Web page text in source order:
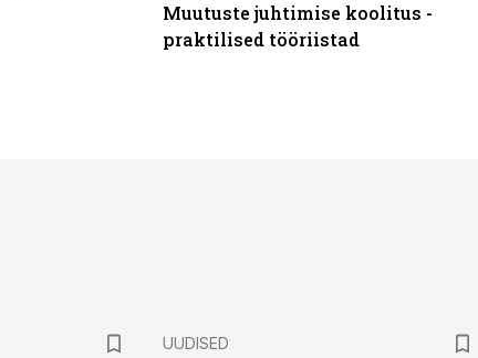
Muutuste juhtimise koolitus -
praktilised tööriistad
UUDISED